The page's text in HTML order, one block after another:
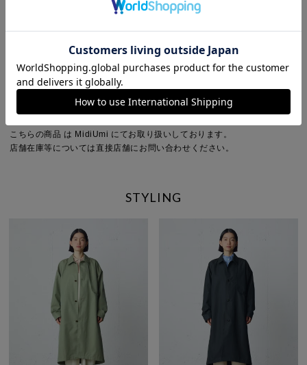
ポケット：サイド
※商品画像は、光の当たり具合やパソコンなどの閲覧環境により、実際の
色味と異なって見える場合がございます。予めご了承ください。
※商品の色味の目安は、商品単体の画像をご参照ください。
こちらの商品 は MidiUmi にてお取り扱いしております。
店舗在庫等については直接店舗にお問い合わせください。
STYLING